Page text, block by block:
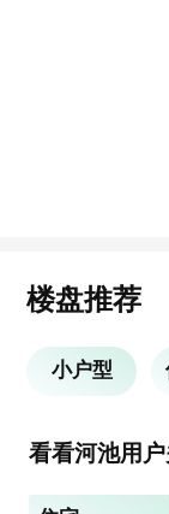
楼盘推荐
小户型
看看河池用